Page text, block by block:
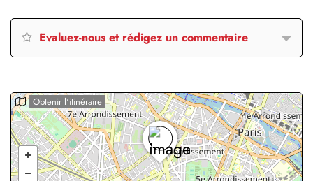
Evaluez-nous et rédigez un commentaire
Obtenir l'itinéraire